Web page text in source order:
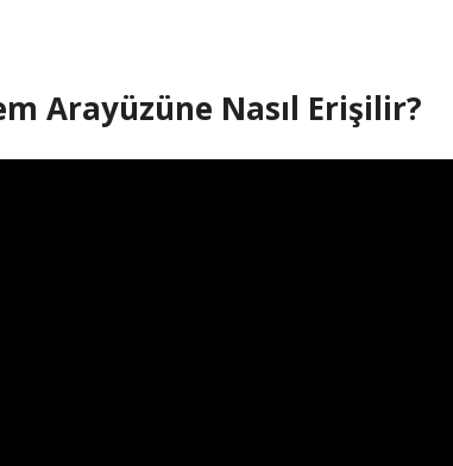
Arayüzüne Nasıl Erişilir?